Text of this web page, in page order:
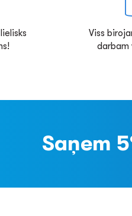
Viss
darbam
Saņem